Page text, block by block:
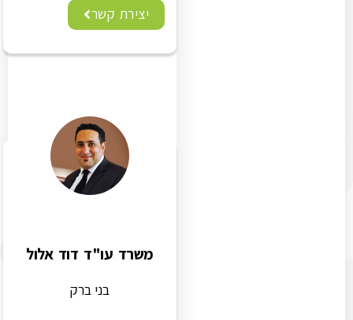
יצירת קשר
משרד עו"ד דוד אלול
בני ברק